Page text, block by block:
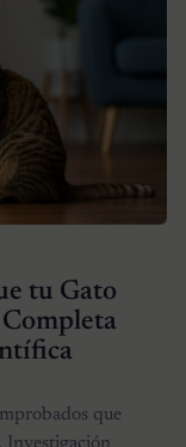
tu Gato
que
Investigación